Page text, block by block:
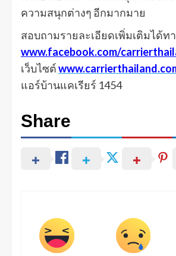
ความสนุกต่างๆ อีกมากมาย
สอบถามรายละเอียดเพิ่มเติมได้ท
www.facebook.com/
เว็บไซต์
แอร์บ้านแคเรียร์ 1454
Share